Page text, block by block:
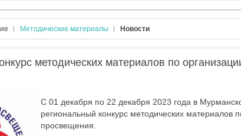
Методические материалы Новости
методических материалов по
С 01 декабря по 22 декабря 2023 года в
региональный конкурс методических материалов
просвещения.